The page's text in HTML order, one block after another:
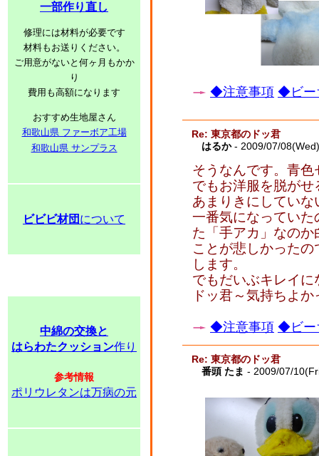
一部作り直し
修理には材料が必要です
材料もお送りください。
ご用意がないと何ヶ月もかか
り
費用も高額になります
おすすめ生地屋さん
和歌山県 ファーボア工場
和歌山県 サンプラス
ビビビ材団 について
中綿の交換と
はらわたクッション作り
参考情報
ポリウレタンは万病の元
◆注意事項 ◆ビー
Re: 東京都のドッ君
はるか- 2009/07/
そうなんです。青
でもお洋服を脱が
あまりきにしてい
一番気になってい
た「手アカ」なの
ことが悲しかった
します。
でもだいぶキレイ
ドッ君～気持ちよ
◆注意事項 ◆ビー
Re: 東京都のドッ君
番頭 たま - 2009/07/